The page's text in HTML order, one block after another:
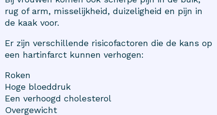
rug of arm, misselijkheid, duizeligheid en pijn in
de kaak voor.
Er zijn verschillende risicofactoren die de kans op
een hartinfarct kunnen verhogen:
Roken
Hoge bloeddruk
Een verhoogd cholesterol
Overgewicht